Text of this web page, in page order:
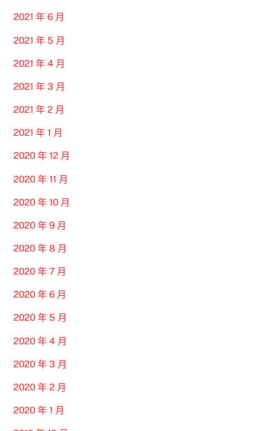
2021 年 6 月
2021 年 5 月
2021 年 4 月
2021 年 3 月
2021 年 2 月
2021 年 1 月
2020 年 12 月
2020 年 11 月
2020 年 10 月
2020 年 9 月
2020 年 8 月
2020 年 7 月
2020 年 6 月
2020 年 5 月
2020 年 4 月
2020 年 3 月
2020 年 2 月
2020 年 1 月